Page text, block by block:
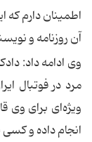
اطمینان دارم
آن روزنامه و
وی ادامه داد:
مرد در فوتبال
ویژه‌ای برای وی
انجام داده و